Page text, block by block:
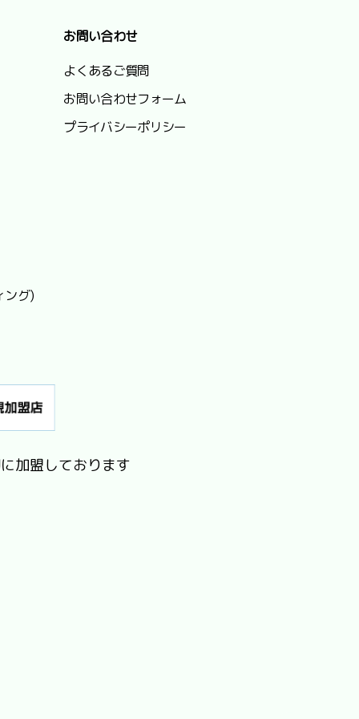
ング)
お問い合わせ
よくあるご質問
お問い合わせフォーム
プライバシーポリシー
加盟しております